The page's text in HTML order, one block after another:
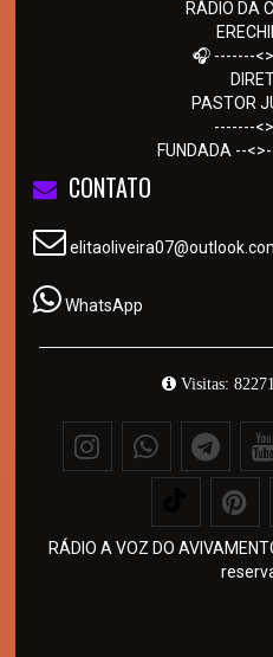
RÁDIO DA
🎧 -------
PASTOR
-------
FUNDADA --
CONTATO
WhatsApp
Visitas: 82271
RÁDIO A VOZ DO